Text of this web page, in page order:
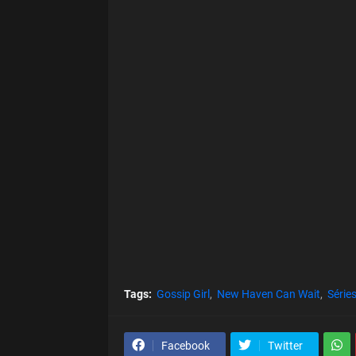
Tags: Gossip Girl New Haven Can Wait Séries
Facebook Twitter